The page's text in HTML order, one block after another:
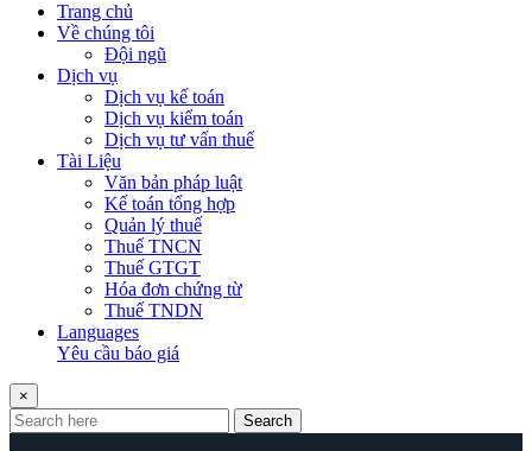
Trang chủ
Về chúng tôi
Đội ngũ
Dịch vụ
Dịch vụ kế toán
Dịch vụ kiểm toán
Dịch vụ tư vấn thuế
Tài Liệu
Văn bản pháp luật
Kế toán tổng hợp
Quản lý thuế
Thuế TNCN
Thuế GTGT
Hóa đơn chứng từ
Thuế TNDN
Languages
Yêu cầu báo giá
×
Search